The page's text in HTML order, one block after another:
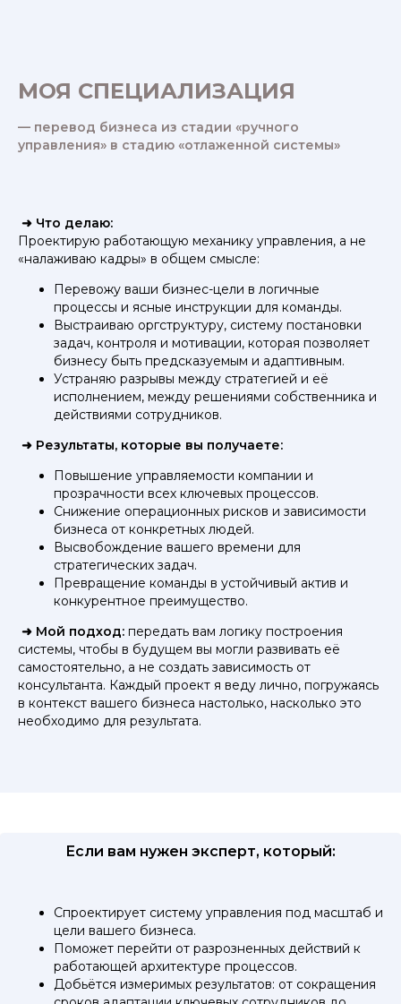
МОЯ СПЕЦИАЛИЗАЦИЯ
— перевод бизнеса из стадии «ручного
управления» в стадию «отлаженной системы»
➜ Что делаю:
Проектирую работающую механику управления, а не
«налаживаю кадры» в общем смысле:
Перевожу ваши бизнес-цели в логичные
процессы и ясные инструкции для команды.
Выстраиваю оргструктуру, систему постановки
задач, контроля и мотивации, которая позволяет
бизнесу быть предсказуемым и адаптивным.
Устраняю разрывы между стратегией и её
исполнением, между решениями собственника и
действиями сотрудников.
➜ Результаты, которые вы получаете:
Повышение управляемости компании и
прозрачности всех ключевых процессов.
Снижение операционных рисков и зависимости
бизнеса от конкретных людей.
Высвобождение вашего времени для
стратегических задач.
Превращение команды в устойчивый актив и
конкурентное преимущество.
➜ Мой подход: передать вам логику построения
системы, чтобы в будущем вы могли развивать её
самостоятельно, а не создать зависимость от
консультанта. Каждый проект я веду лично, погружаясь
в контекст вашего бизнеса настолько, насколько это
необходимо для результата.
Если вам нужен эксперт, который:
Спроектирует систему управления под масштаб и
цели вашего бизнеса.
Поможет перейти от разрозненных действий к
работающей архитектуре процессов.
Добьётся измеримых результатов: от сокращения